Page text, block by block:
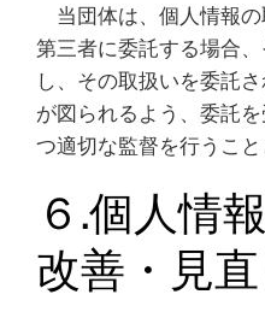
当団体は、個人情報
第三者に委託する場合
し、その取扱いを委託
が図られるよう、委託
つ適切な監督を行うこと
６.個人情
改善・見